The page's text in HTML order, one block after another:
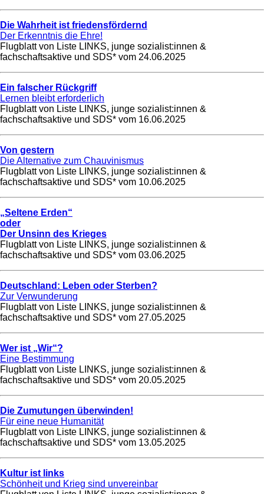
Die Wahrheit ist friedensfördernd
Der Erkenntnis die Ehre!
Flugblatt von Liste LINKS, junge sozialist:innen &
fachschaftsaktive und SDS* vom 24.06.2025
Ein falscher Rückgriff
Lernen bleibt erforderlich
Flugblatt von Liste LINKS, junge sozialist:innen &
fachschaftsaktive und SDS* vom 16.06.2025
Von gestern
Die Alternative zum Chauvinismus
Flugblatt von Liste LINKS, junge sozialist:innen &
fachschaftsaktive und SDS* vom 10.06.2025
„Seltene Erden“
oder
Der Unsinn des Krieges
Flugblatt von Liste LINKS, junge sozialist:innen &
fachschaftsaktive und SDS* vom 03.06.2025
Deutschland: Leben oder Sterben?
Zur Verwunderung
Flugblatt von Liste LINKS, junge sozialist:innen &
fachschaftsaktive und SDS* vom 27.05.2025
Wer ist „Wir“?
Eine Bestimmung
Flugblatt von Liste LINKS, junge sozialist:innen &
fachschaftsaktive und SDS* vom 20.05.2025
Die Zumutungen überwinden!
Für eine neue Humanität
Flugblatt von Liste LINKS, junge sozialist:innen &
fachschaftsaktive und SDS* vom 13.05.2025
Kultur ist links
Schönheit und Krieg sind unvereinbar